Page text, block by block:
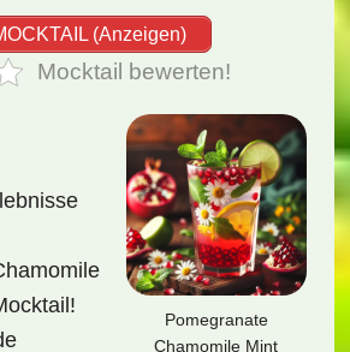
(Anzeigen)
Mocktail bewerten!
Pomegranate
Chamomile Mint